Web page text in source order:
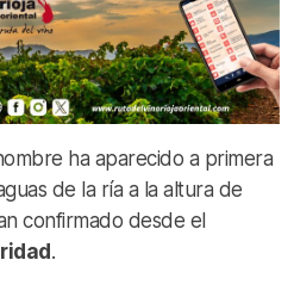
ha aparecido a primera
de la ría a la altura de
confirmado desde el
.